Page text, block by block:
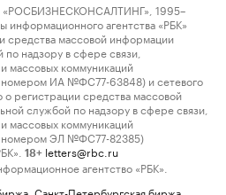
1995–
агентства «РБК»
средства массовой информации
надзору в сфере связи,
массовых коммуникаций
номером ИА №ФС77-63848) и сетевого
о регистрации средства массовой
службой по надзору в сфере связи,
массовых коммуникаций
номером ЭЛ №ФС77-82385)
18+ letters@rbc.ru
агентство «РБК».